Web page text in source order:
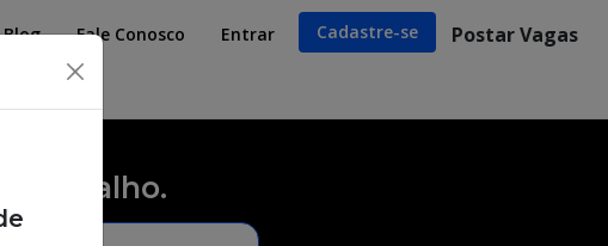
Blog Fale Conosco Entrar Cadastre-se Postar Vagas
trabalho.
×